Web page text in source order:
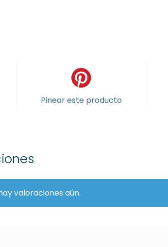
Pinear este producto
valoraciones aún.